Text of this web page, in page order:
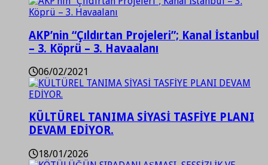
AKP’nin “Çıldırtan Projeleri”; Kanal İstanbul
– 3. Köprü – 3. Havaalanı
06/02/2021
KÜLTÜREL TANIMA SİYASİ TASFİYE PLANI
DEVAM EDİYOR.
18/01/2026